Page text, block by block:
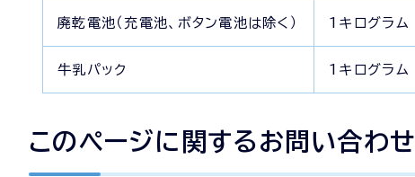
廃乾電池（充電池、ボタン電池は除く） 1キログラム
牛乳パック 1キログラム
このページに関するお問い合わせ